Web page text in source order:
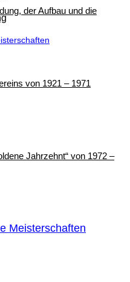
der Aufbau und die
von 1921 – 1971
Jahrzehnt“ von 1972 –
Meisterschaften